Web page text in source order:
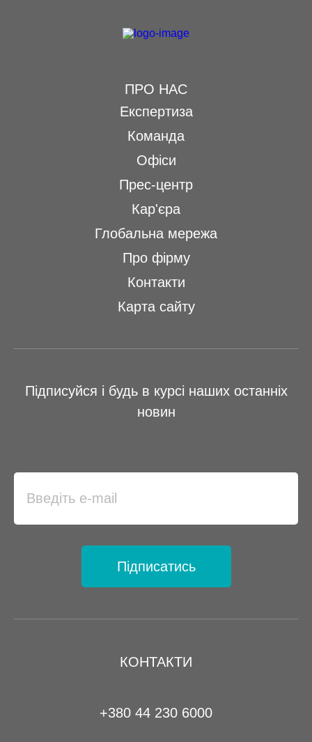
КОНТАКТИ
+380 44 230 6000
ПРО НАС
Експертиза
Команда
Офіси
Прес-центр
Кар'єра
Глобальна мережа
Про фірму
Контакти
Карта сайту
Підписуйся і будь в курсі наших останніх
новин
Підписатись